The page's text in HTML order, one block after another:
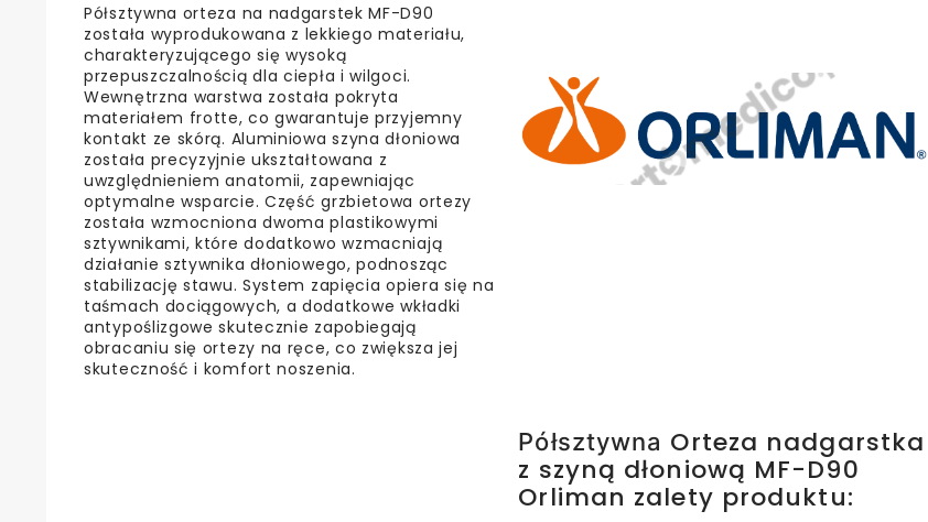
Półsztywna orteza na nadgarstek MF-D90
została wyprodukowana z lekkiego materiału,
charakteryzującego się wysoką
przepuszczalnością dla ciepła i wilgoci.
Wewnętrzna warstwa została pokryta
materiałem frotte, co gwarantuje przyjemny
kontakt ze skórą. Aluminiowa szyna dłoniowa
została precyzyjnie ukształtowana z
uwzględnieniem anatomii, zapewniając
optymalne wsparcie. Część grzbietowa ortezy
została wzmocniona dwoma plastikowymi
sztywnikami, które dodatkowo wzmacniają
działanie sztywnika dłoniowego, podnosząc
stabilizację stawu. System zapięcia opiera się na
taśmach dociągowych, a dodatkowe wkładki
antypoślizgowe skutecznie zapobiegają
obracaniu się ortezy na ręce, co zwiększa jej
skuteczność i komfort noszenia.
Półsztywna Orteza nadgarstka
z szyną dłoniową MF-D90
Orliman zalety produktu: